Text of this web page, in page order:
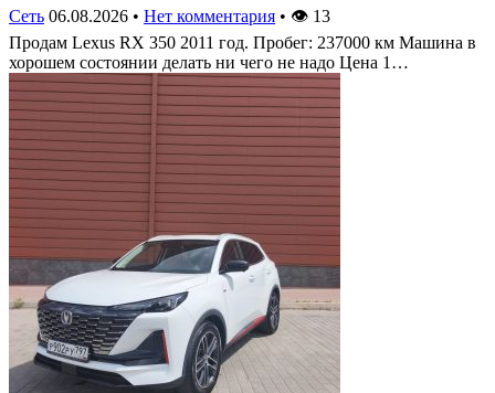
Сеть 06.08.2026 • Нет комментария • 👁 13
Продам Lexus RX 350 2011 год. Пробег: 237000 км Машина в
хорошем состоянии делать ни чего не надо Цена 1…